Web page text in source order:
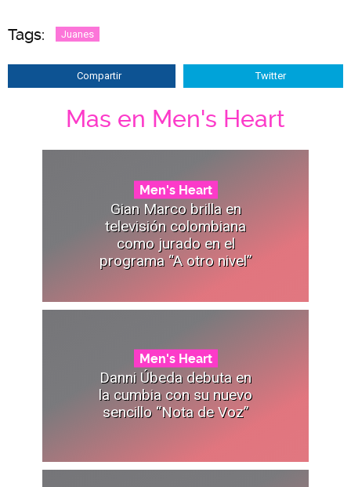
Tags: Juanes
Compartir Twitter
Mas en Men's Heart
Men's Heart
Gian Marco brilla en
televisión colombiana
como jurado en el
programa “A otro nivel”
Men's Heart
Danni Úbeda debuta en
la cumbia con su nuevo
sencillo “Nota de Voz”